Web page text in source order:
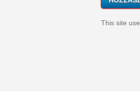
This site